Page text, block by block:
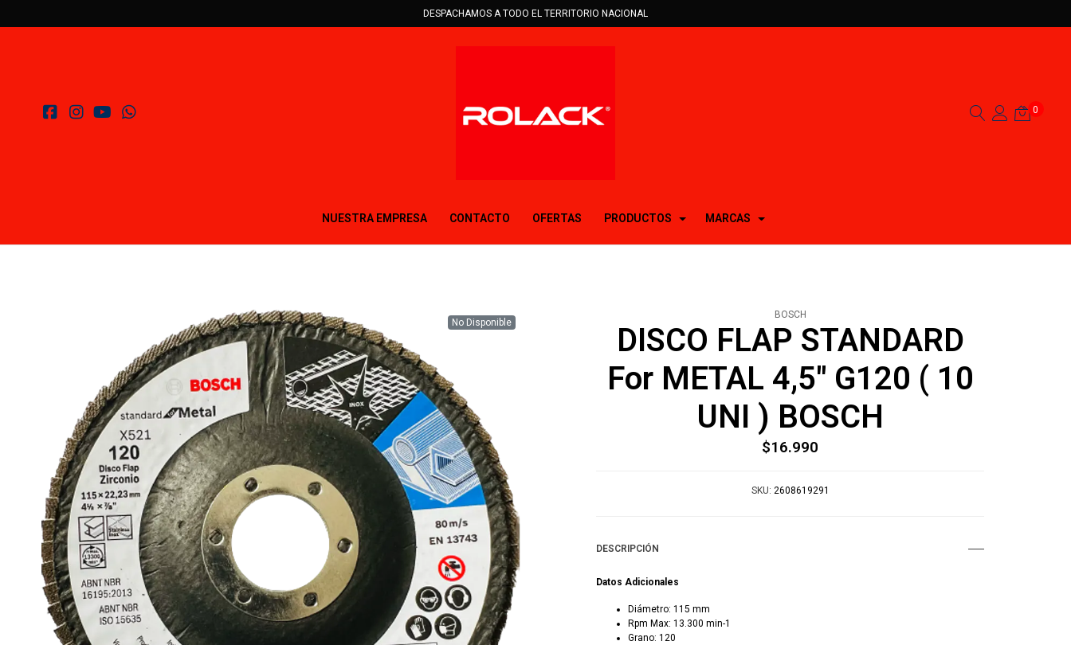
DESPACHAMOS A TODO EL TERRITORIO NACIONAL
0
NUESTRA EMPRESA CONTACTO OFERTAS PRODUCTOS MARCAS
No Disponible
BOSCH
DISCO FLAP STANDARD
For METAL 4,5" G120 ( 10
UNI ) BOSCH
$16.990
SKU: 2608619291
DESCRIPCIÓN
Datos Adicionales
Diámetro: 115 mm
Rpm Max: 13.300 min-1
Grano: 120